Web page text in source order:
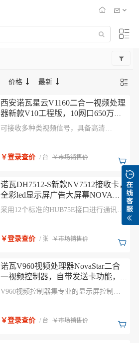
价格 最新
西安诺瓦星云V1160二合一视频处理
器新款V10工程版，10网口650万像
素带载任意三画面窗口，支持监视
视频输出
可接收多种类视频信号，具备高清
能，可提供优异的图像显示。
￥登录查价 / 台 ￥市场销售价
诺瓦DH7512-S新款NV7512接收卡，
全彩led显示屏广告大屏幕NOVA同
步控制系统
采用12个标准的HUB75E接口进行通讯，
护时的场景，使部署更容易，运行更稳
￥登录查价 / 张 ￥市场销售价
诺瓦V960视频处理器NovaStar二合
一视频控制器，自带发送卡功能，
兼容诺瓦全系列接收卡
V960视频控制器集专业的显示屏控制技
用于商场、酒店、展览展示、电视演播中
￥登录查价 / 台 ￥市场销售价